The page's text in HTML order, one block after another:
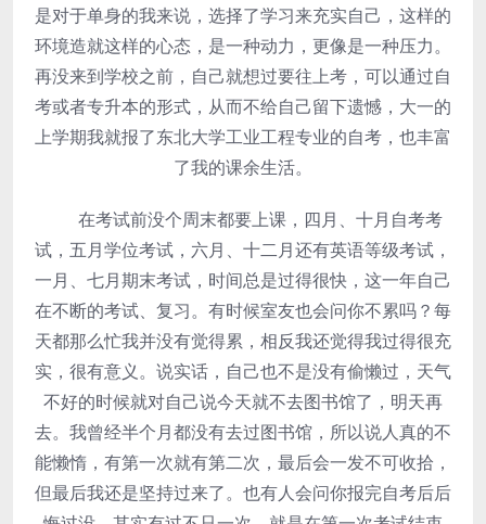
是对于单身的我来说，选择了学习来充实自己，这样的
环境造就这样的心态，是一种动力，更像是一种压力。
再没来到学校之前，自己就想过要往上考，可以通过自
考或者专升本的形式，从而不给自己留下遗憾，大一的
上学期我就报了东北大学工业工程专业的自考，也丰富
了我的课余生活。
在考试前没个周末都要上课，四月、十月自考考
试，五月学位考试，六月、十二月还有英语等级考试，
一月、七月期末考试，时间总是过得很快，这一年自己
在不断的考试、复习。有时候室友也会问你不累吗？每
天都那么忙我并没有觉得累，相反我还觉得我过得很充
实，很有意义。说实话，自己也不是没有偷懒过，天气
不好的时候就对自己说今天就不去图书馆了，明天再
去。我曾经半个月都没有去过图书馆，所以说人真的不
能懒惰，有第一次就有第二次，最后会一发不可收拾，
但最后我还是坚持过来了。也有人会问你报完自考后后